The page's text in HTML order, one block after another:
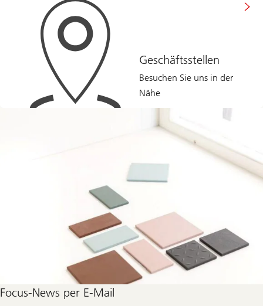
Geschäftsstellen
Besuchen Sie uns in der
Nähe
Focus-News per E-Mail